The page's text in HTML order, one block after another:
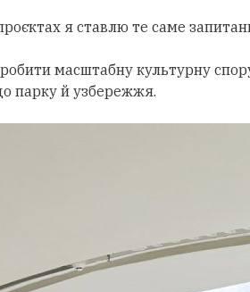
я ставлю те саме
масштабну культурну
парку й узбережжя.